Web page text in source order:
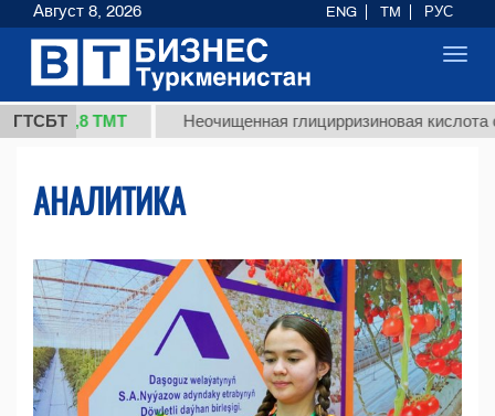
ГТСБТ
37,8 ТМТ Неочищенная глицирризиновая кислота
АНАЛИТИКА
Август 8, 2026 ENG TM РУС